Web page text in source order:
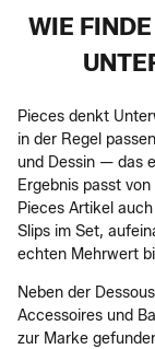
WIE
Pieces denkt
in der Regel
und Dessin — das
Ergebnis passt
Pieces Artikel
Slips im Set,
echten Mehrwert
Neben der
Accessoires und
zur Marke